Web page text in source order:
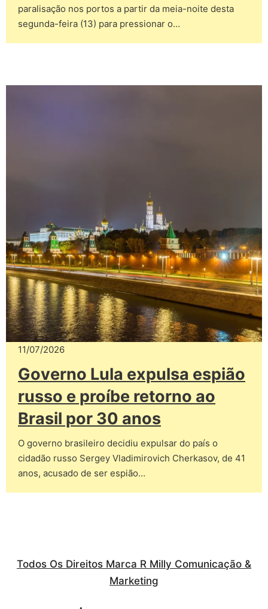
paralisação nos portos a partir da meia-noite desta
segunda-feira (13) para pressionar o…
11/07/2026
Governo Lula expulsa espião
russo e proíbe retorno ao
Brasil por 30 anos
O governo brasileiro decidiu expulsar do país o
cidadão russo Sergey Vladimirovich Cherkasov, de 41
anos, acusado de ser espião…
Todos Os Direitos Marca R Milly Comunicação &
Marketing